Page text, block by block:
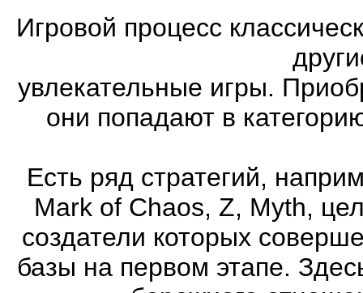
Игровой процесс
увлекательные игры.
они попадают в
Есть ряд стратегий,
Mark of Chaos, Z, Myth,
создатели которых
базы на первом этапе.